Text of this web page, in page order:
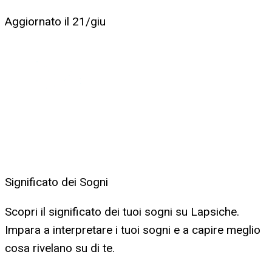
Aggiornato il 21/giu
Significato dei Sogni
Scopri il significato dei tuoi sogni su Lapsiche.
Impara a interpretare i tuoi sogni e a capire meglio
cosa rivelano su di te.